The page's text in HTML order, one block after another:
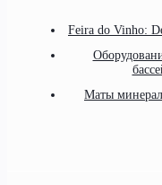
Feira do Vinho:
Маты